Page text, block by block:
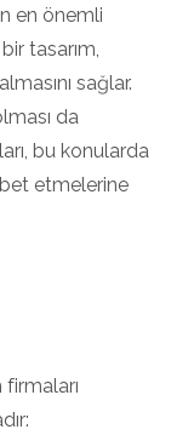
en önemli
tasarım,
sağlar.
da
bu konularda
etmelerine